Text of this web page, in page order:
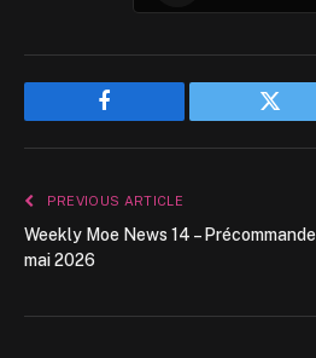
Facebook
PREVIOUS ARTICLE
Weekly Moe News 14 –
mai 2026